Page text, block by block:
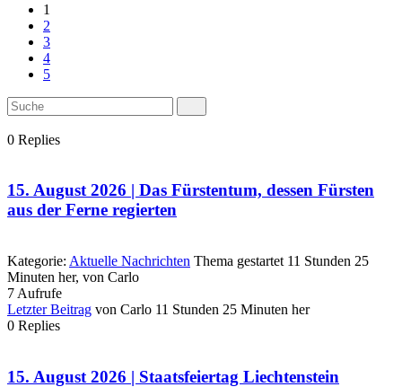
1
2
3
4
5
0 Replies
15. August 2026 | Das Fürstentum, dessen Fürsten
aus der Ferne regierten
Kategorie: Aktuelle Nachrichten Thema gestartet 11 Stunden 25
Minuten her, von Carlo
7 Aufrufe
Letzter Beitrag von Carlo 11 Stunden 25 Minuten her
0 Replies
15. August 2026 | Staatsfeiertag Liechtenstein